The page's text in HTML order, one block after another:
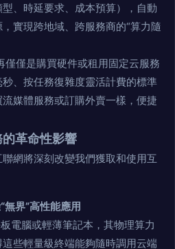
、時延要求、成本預算），自動
實現跨地域、跨服務商的“算力隨
僅僅是購買硬件或租用固定云服務
、按任務復雜度靈活計費的標準
媒體服務或訂購外賣一樣，便捷
革命性影響
網將深刻改變我們獲取和使用互
無界”高性能應用
電腦或輕薄筆記本，其物理算力
些輕量級終端能夠隨時調用云端